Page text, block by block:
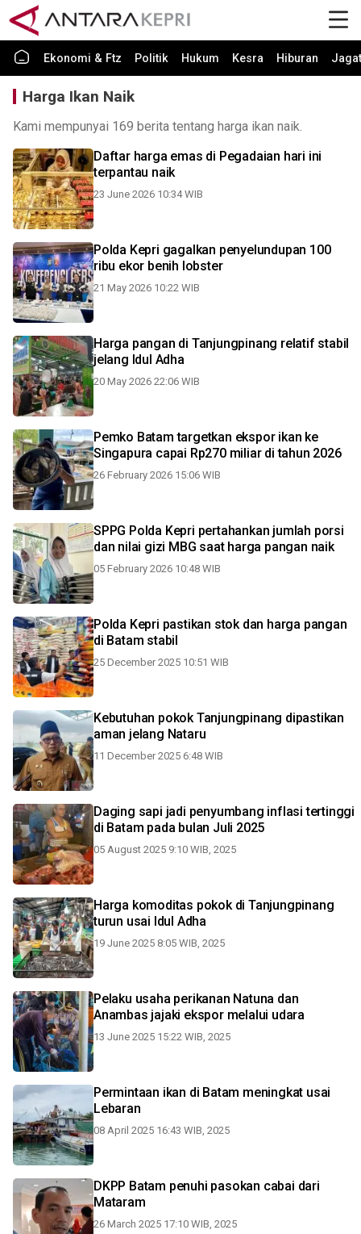
Ekonomi & Ftz Politik Hukum Kesra Hiburan Jagat
Harga Ikan Naik
Kami mempunyai 169 berita tentang harga ikan naik.
Daftar harga emas di Pegadaian hari ini
terpantau naik
23 June 2026 10:34 WIB
Polda Kepri gagalkan penyelundupan 100
ribu ekor benih lobster
21 May 2026 10:22 WIB
Harga pangan di Tanjungpinang relatif stabil
jelang Idul Adha
20 May 2026 22:06 WIB
Pemko Batam targetkan ekspor ikan ke
Singapura capai Rp270 miliar di tahun 2026
26 February 2026 15:06 WIB
SPPG Polda Kepri pertahankan jumlah porsi
dan nilai gizi MBG saat harga pangan naik
05 February 2026 10:48 WIB
Polda Kepri pastikan stok dan harga pangan
di Batam stabil
25 December 2025 10:51 WIB
Kebutuhan pokok Tanjungpinang dipastikan
aman jelang Nataru
11 December 2025 6:48 WIB
Daging sapi jadi penyumbang inflasi tertinggi
di Batam pada bulan Juli 2025
05 August 2025 9:10 WIB, 2025
Harga komoditas pokok di Tanjungpinang
turun usai Idul Adha
19 June 2025 8:05 WIB, 2025
Pelaku usaha perikanan Natuna dan
Anambas jajaki ekspor melalui udara
13 June 2025 15:22 WIB, 2025
Permintaan ikan di Batam meningkat usai
Lebaran
08 April 2025 16:43 WIB, 2025
DKPP Batam penuhi pasokan cabai dari
Mataram
26 March 2025 17:10 WIB, 2025